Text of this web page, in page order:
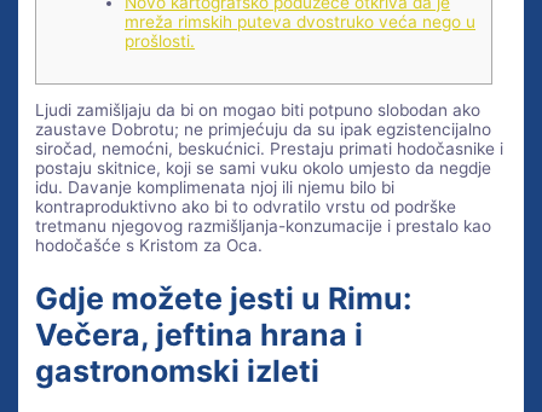
mreža rimskih puteva dvostruko veća nego u
prošlosti.
Ljudi zamišljaju da bi on mogao biti potpuno slobodan ako
zaustave Dobrotu; ne primjećuju da su ipak egzistencijalno
siročad, nemoćni, beskućnici. Prestaju primati hodočasnike i
postaju skitnice, koji se sami vuku okolo umjesto da negdje
idu. Davanje komplimenata njoj ili njemu bilo bi
kontraproduktivno ako bi to odvratilo vrstu od podrške
tretmanu njegovog razmišljanja-konzumacije i prestalo kao
hodočašće s Kristom za Oca.
Gdje možete jesti u Rimu:
Večera, jeftina hrana i
gastronomski izleti